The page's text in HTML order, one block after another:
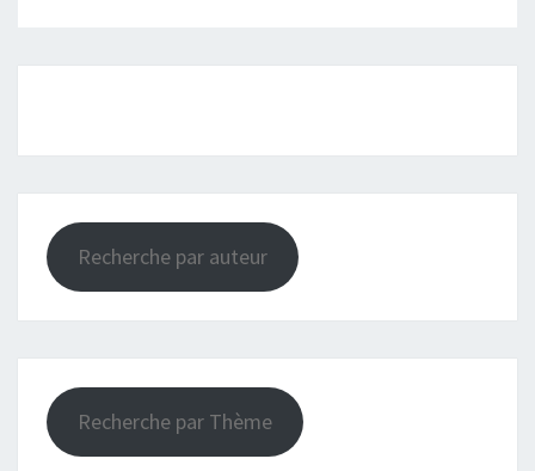
Recherche par auteur
Recherche par Thème